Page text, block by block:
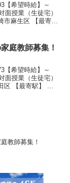
【希望時給】～
面授業（生徒宅）
市麻生区 【最寄
生
庭教師募集！
【希望時給】～
面授業（生徒宅）
区 【最寄駅】 半
教師募集！